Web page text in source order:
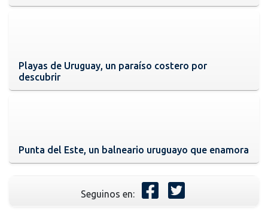
Playas de Uruguay, un paraíso costero por
descubrir
Punta del Este, un balneario uruguayo que enamora
Seguinos en: